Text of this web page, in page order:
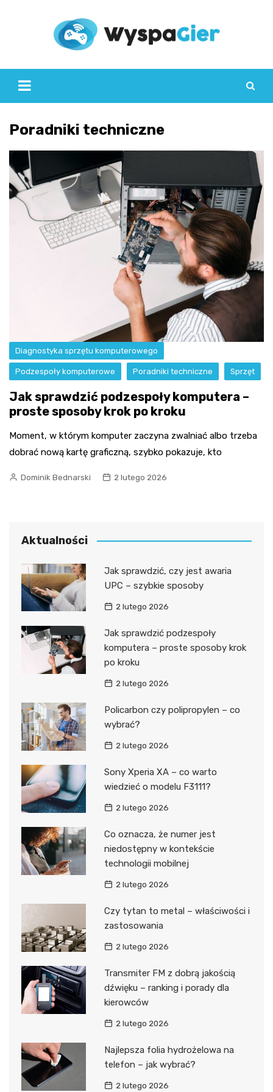
Poradniki techniczne
Diagnostyka sprzętu komputerowego
Podzespoły komputerowe Poradniki techniczne Sprzęt
Jak sprawdzić podzespoły komputera –
proste sposoby krok po kroku
Moment, w którym komputer zaczyna zwalniać albo trzeba
dobrać nową kartę graficzną, szybko pokazuje, kto
Dominik Bednarski 2 lutego 2026
Aktualności
Jak sprawdzić, czy jest awaria
UPC – szybkie sposoby
2 lutego 2026
Jak sprawdzić podzespoły
komputera – proste sposoby krok
po kroku
2 lutego 2026
Policarbon czy polipropylen – co
wybrać?
2 lutego 2026
Sony Xperia XA – co warto
wiedzieć o modelu F3111?
2 lutego 2026
Co oznacza, że numer jest
niedostępny w kontekście
technologii mobilnej
2 lutego 2026
Czy tytan to metal – właściwości i
zastosowania
2 lutego 2026
Transmiter FM z dobrą jakością
dźwięku – ranking i porady dla
kierowców
2 lutego 2026
Najlepsza folia hydrożelowa na
telefon – jak wybrać?
2 lutego 2026